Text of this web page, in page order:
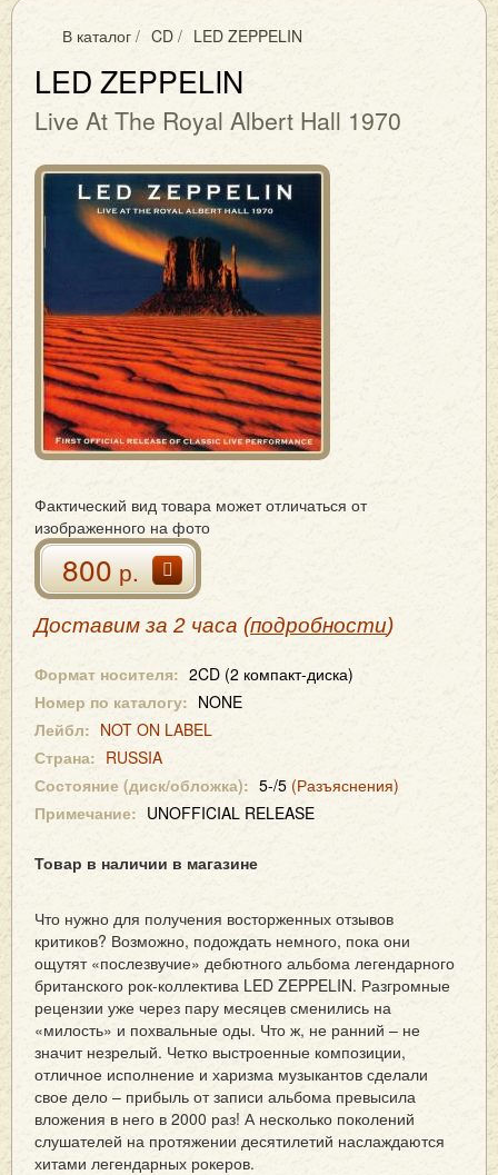
В каталог / CD / LED ZEPPELIN
LED ZEPPELIN
Live At The Royal Albert Hall 1970
Фактический вид товара может отличаться от
изображенного на фото
800р.
Доставим за 2 часа (подробности)
Формат носителя: 2CD (2 компакт-диска)
Номер по каталогу: NONE
Лейбл: NOT ON LABEL
Страна: RUSSIA
Состояние (диск/обложка): 5-/5 (Разъяснения)
Примечание: UNOFFICIAL RELEASE
Товар в наличии в магазине
Что нужно для получения восторженных отзывов
критиков? Возможно, подождать немного, пока они
ощутят «послезвучие» дебютного альбома легендарного
британского рок-коллектива LED ZEPPELIN. Разгромные
рецензии уже через пару месяцев сменились на
«милость» и похвальные оды. Что ж, не ранний – не
значит незрелый. Четко выстроенные композиции,
отличное исполнение и харизма музыкантов сделали
свое дело – прибыль от записи альбома превысила
вложения в него в 2000 раз! А несколько поколений
слушателей на протяжении десятилетий наслаждаются
хитами легендарных рокеров.